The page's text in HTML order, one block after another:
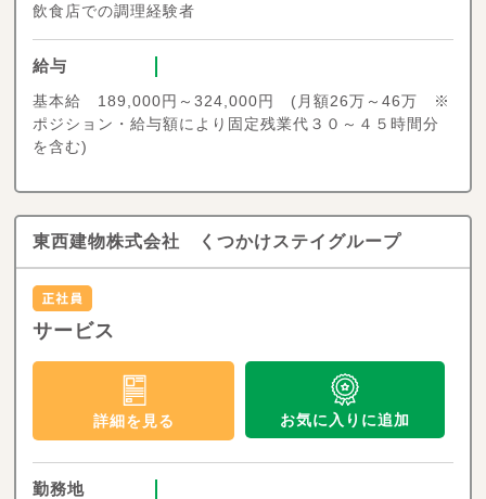
飲食店での調理経験者
給与
基本給 189,000円～324,000円 (月額26万～46万 ※
ポジション・給与額により固定残業代３０～４５時間分
を含む)
東西建物株式会社 くつかけステイグループ
サービス
詳細を見る お気に入りに追加
勤務地